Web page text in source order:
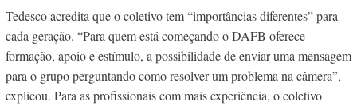
Tedesco acredita que o coletivo tem “importâncias diferentes” para
cada geração. “Para quem está começando o DAFB oferece
formação, apoio e estímulo, a possibilidade de enviar uma mensagem
para o grupo perguntando como resolver um problema na câmera”,
explicou. Para as profissionais com mais experiência, o coletivo